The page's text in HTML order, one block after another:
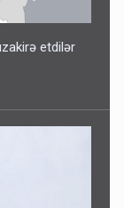
etdilər